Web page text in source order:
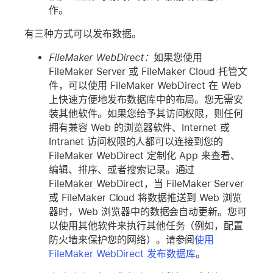
作。
有三种方式可以发布数据。
FileMaker WebDirect：如果您使用
FileMaker Server 或 FileMaker Cloud 托管文
件，可以使用 FileMaker WebDirect 在 Web
上快速方便地发布数据库中的布局。您无需安
装其他软件。如果您给予其访问权限，则任何
拥有兼容 Web 的浏览器软件、Internet 或
Intranet 访问权限的人都可以连接到您的
FileMaker WebDirect 定制化 App 来查看、
编辑、排序、或者搜索记录。通过
FileMaker WebDirect，当 FileMaker Server
或 FileMaker Cloud 将数据推送到 Web 浏览
器时，Web 浏览器中的数据会自动更新。您可
以使用其他软件来执行其他任务（例如，配置
防火墙来保护您的网络）。请参阅使用
FileMaker WebDirect 发布数据库。